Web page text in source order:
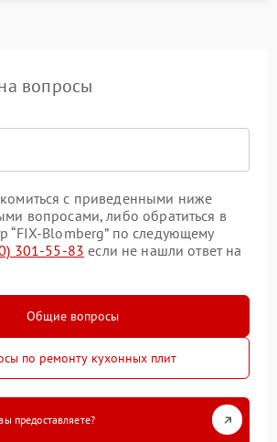
вопросы
с приведенными ниже
вопросами, либо обратиться в
“FIX-Blomberg” по следующему
301-55-83 если не нашли ответ на
Общие вопросы
по ремонту кухонных плит
предоставляете?